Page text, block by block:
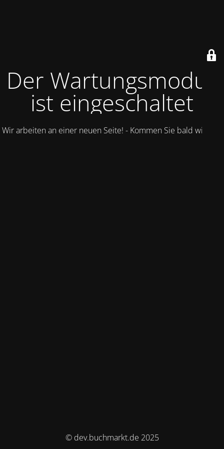
Der Wartungsmodus
ist eingeschaltet
Wir arbeiten an einer neuen Seite! - Kommen Sie bald wieder.
© dev.buchmarkt.de 2025